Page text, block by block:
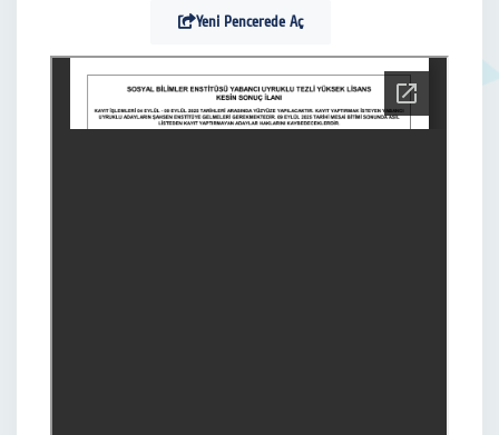
Yeni Pencerede Aç